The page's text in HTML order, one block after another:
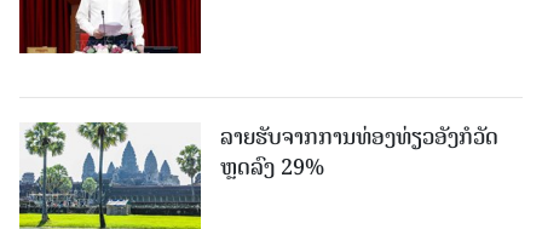
ລາຍຮັບຈາກການທ່ອງທ່ຽວອັງກໍວັດ
ຫຼດລົງ 29%